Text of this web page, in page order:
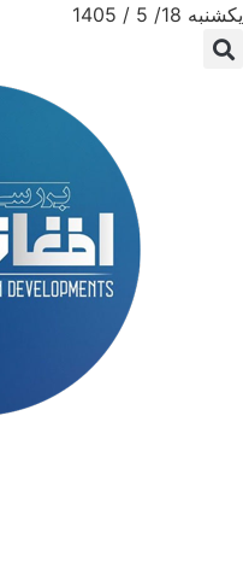
یکشنبه 18/ 5 / 1405